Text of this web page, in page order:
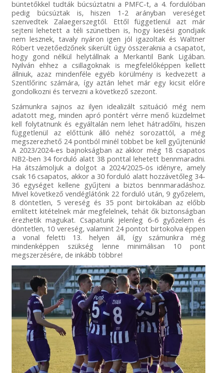
büntetőkkel tudták búcsúztatni a PMFC-t, a 4. fordulóban
pedig búcsúztak is, hiszen 1-2 arányban vereséget
szenvedtek Zalaegerszegtől. Ettől függetlenül azt már
sejteni lehetett a téli szünetben is, hogy kiesési gondjaik
nem lesznek, tavaly nyáron igen jól igazoltak és Waltner
Róbert vezetőedzőnek sikerült úgy összeraknia a csapatot,
hogy gond nélkül helytállnak a Merkantil Bank Ligában.
Nyilván ehhez a csillagoknak is megfelelőképpen kellett
állniuk, azaz mindenféle egyéb körülmény is kedvezett a
Szentlőrinc számára, így aztán lehet már egy kicsit előre
gondolkozni és tervezni a következő szezont.
Számunkra sajnos az ilyen idealizált szituáció még nem
adatott meg, minden apró pontért vérre menő küzdelmet
kell folytatnunk és egyáltalán nem lehet hátradőlni, hiszen
függetlenül az előttünk álló nehéz sorozattól, a még
megszerezhető 24 pontból minél többet be kell gyűjtenünk!
A 2023/2024-es bajnokságban az akkor még 18 csapatos
NB2-ben 34 forduló alatt 38 ponttal lehetett bennmaradni.
Ha átszámoljuk a dolgot a 2024/2025-ös idényre, amely
csak 16 csapatos, akkor a 30 forduló alatt hozzávetőleg 34-
36 egységet kellene gyűjteni a biztos bennmaradáshoz.
Mivel következő vendéglátónk 22 forduló után, 9 győzelem,
8 döntetlen, 5 vereség és 35 pont birtokában az előbb
említett kitételnek már megfelelnek, tehát ők biztonságban
érezhetik magukat. Csapatunk jelenleg 6-6 győzelem és
döntetlen, 10 vereség, valamint 24 pontot birtokolva éppen
a vonal feletti 13. helyen áll, így számunkra még
mindenképpen szükség lenne minimálisan 10 pont
megszerzésére, de inkább többre!